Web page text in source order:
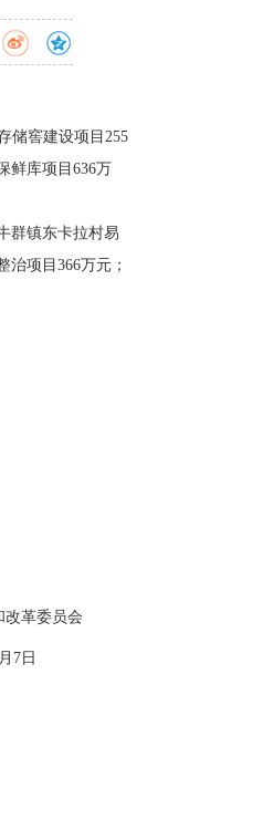
储窖建设项目255
鲜库项目636万
群镇东卡拉村易
项目366万元；
改革委员会
7日